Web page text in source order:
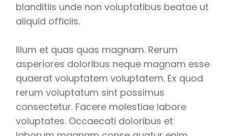
blanditiis unde non voluptatibus beatae ut
aliquid officiis.
Illum et quas quas magnam. Rerum
asperiores doloribus neque magnam esse
quaerat voluptatem voluptatem. Ex quod
rerum voluptatum sint possimus
consectetur. Facere molestiae labore
voluptates. Occaecati doloribus et